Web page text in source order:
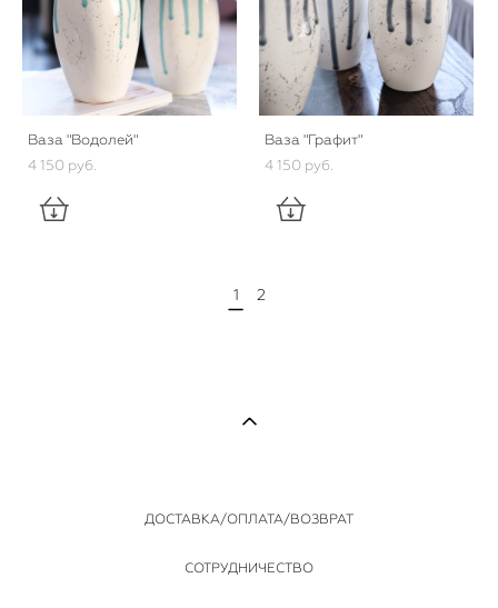
Ваза "Водолей"
4 150 pуб.
Ваза "Графит"
4 150 pуб.
1 2
ДОСТАВКА/ОПЛАТА/ВОЗВРАТ
СОТРУДНИЧЕСТВО